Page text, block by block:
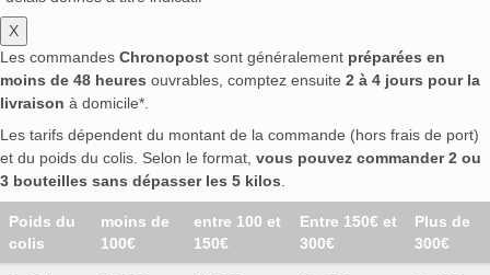
X
Les commandes Chronopost sont généralement préparées en
moins de 48 heures ouvrables, comptez ensuite 2 à 4 jours pour la
livraison à domicile*.
Les tarifs dépendent du montant de la commande (hors frais de port)
et du poids du colis. Selon le format, vous pouvez commander 2 ou
3 bouteilles sans dépasser les 5 kilos.
Poids du
colis
moins de
100€
entre 100 et
150€
Entre 150€ et
300€
Plus de
300€